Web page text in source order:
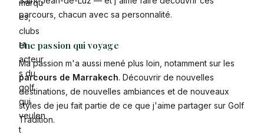
marqu
es,
clubs
et
acteur
s du
golf
qui
veulen
t
parcours, chacun avec sa personnalité.
Une passion qui voyage
Ma passion m'a aussi mené plus loin, notamment sur les
parcours de Marrakech. Découvrir de nouvelles
destinations, de nouvelles ambiances et de nouveaux
styles de jeu fait partie de ce que j'aime partager sur Golf
Tradition.